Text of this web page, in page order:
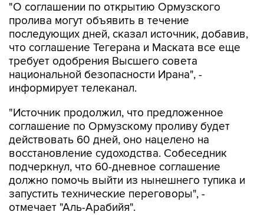
"О соглашении по открытию Ормузского
пролива могут объявить в течение
последующих дней, сказал источник, добавив,
что соглашение Тегерана и Маската все еще
требует одобрения Высшего совета
национальной безопасности Ирана", -
информирует телеканал.
"Источник продолжил, что предложенное
соглашение по Ормузскому проливу будет
действовать 60 дней, оно нацелено на
восстановление судоходства. Собеседник
подчеркнул, что 60-дневное соглашение
должно помочь выйти из нынешнего тупика и
запустить технические переговоры", -
отмечает "Аль-Арабийя".